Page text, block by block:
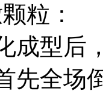
粒：
成型后
先全场